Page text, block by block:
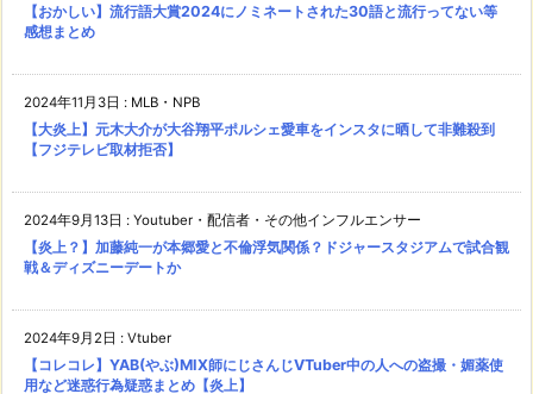
【おかしい】流行語大賞2024にノミネートされた30語と流行ってない等
感想まとめ
2024年11月3日 : MLB・NPB
【大炎上】元木大介が大谷翔平ポルシェ愛車をインスタに晒して非難殺到
【フジテレビ取材拒否】
2024年9月13日 : Youtuber・配信者・その他インフルエンサー
【炎上？】加藤純一が本郷愛と不倫浮気関係？ドジャースタジアムで試合観
戦＆ディズニーデートか
2024年9月2日 : Vtuber
【コレコレ】YAB(やぶ)MIX師にじさんじVTuber中の人への盗撮・媚薬使
用など迷惑行為疑惑まとめ【炎上】